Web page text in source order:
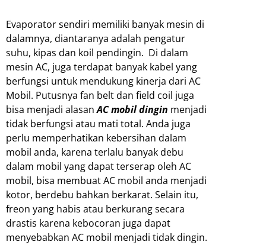
Evaporator sendiri memiliki banyak mesin di
dalamnya, diantaranya adalah pengatur
suhu, kipas dan koil pendingin. Di dalam
mesin AC, juga terdapat banyak kabel yang
berfungsi untuk mendukung kinerja dari AC
Mobil. Putusnya fan belt dan field coil juga
bisa menjadi alasanAC mobil dingin menjadi
tidak berfungsi atau mati total. Anda juga
perlu memperhatikan kebersihan dalam
mobil anda, karena terlalu banyak debu
dalam mobil yang dapat terserap oleh AC
mobil, bisa membuat AC mobil anda menjadi
kotor, berdebu bahkan berkarat. Selain itu,
freon yang habis atau berkurang secara
drastis karena kebocoran juga dapat
menyebabkan AC mobil menjadi tidak dingin.